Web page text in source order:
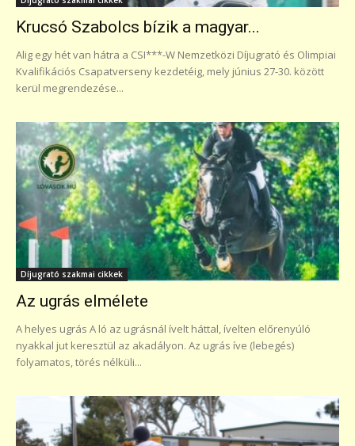
Krucsó Szabolcs bízik a magyar...
Alig egy hét van hátra a CSI***-W Nemzetközi Díjugrató és Olimpiai
Kvalifikációs Csapatverseny kezdetéig, mely június 27-30. között
kerül megrendezése...
Díjugrató szakmai cikkek
Az ugrás elmélete
A helyes ugrás A ló az ugrásnál ívelt háttal, ívelten előrenyúló
nyakkal jut keresztül az akadályon. Az ugrás íve (lebegés)
folyamatos, törés nélküli...